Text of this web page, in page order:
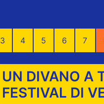
3 4 5 6 7
UN DIVANO A
FESTIVAL DI